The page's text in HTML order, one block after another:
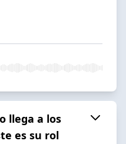
llega a los
es su rol